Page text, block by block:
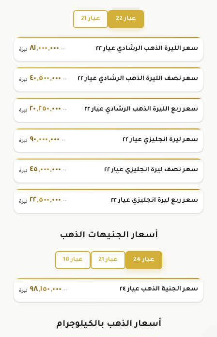
عيار 22 عيار 21
سعر الليرة الذهب الرشادي عيار ٢٢ ٨١,٠٠٠,٠٠٠.٠٠ ليرة
سعر نصف الليرة الذهب الرشادي عيار ٢٢ ٤٠,٥٠٠,٠٠٠.٠٠ ليرة
سعر ربع الليرة الذهب الرشادي عيار ٢٢ ٢٠,٢٥٠,٠٠٠.٠٠ ليرة
سعر ليرة انجليزي عيار ٢٢ ٩٠,٠٠٠,٠٠٠.٠٠ ليرة
سعر نصف ليرة انجليزي عيار ٢٢ ٤٥,٠٠٠,٠٠٠.٠٠ ليرة
سعر ربع ليرة انجليزي عيار ٢٢ ٢٢,٥٠٠,٠٠٠.٠٠ ليرة
أسعار الجنيهات الذهب
عيار 24 عيار 21 عيار 18
سعر الجنية الذهب عيار ٢٤ ٩٨,١٥٠,٠٠٠.٠٠ ليرة
أسعار الذهب بالكيلوجرام